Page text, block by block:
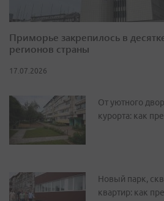
Приморье закрепилось в
регионов страны
17.07.2026
От уютного
курорта: как
Новый парк,
квартир: как